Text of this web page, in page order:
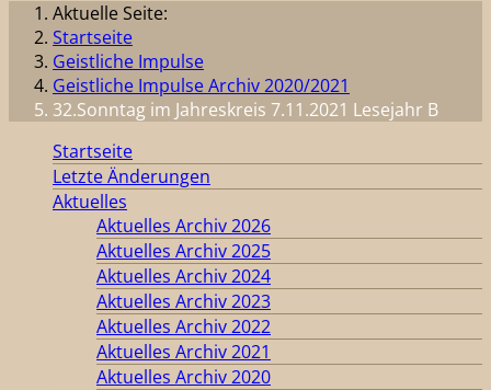
Aktuelle Seite:
Startseite
Geistliche Impulse
Geistliche Impulse Archiv 2020/2021
32.Sonntag im Jahreskreis 7.11.2021 Lesejahr B
Startseite
Letzte Änderungen
Aktuelles
Aktuelles Archiv 2026
Aktuelles Archiv 2025
Aktuelles Archiv 2024
Aktuelles Archiv 2023
Aktuelles Archiv 2022
Aktuelles Archiv 2021
Aktuelles Archiv 2020